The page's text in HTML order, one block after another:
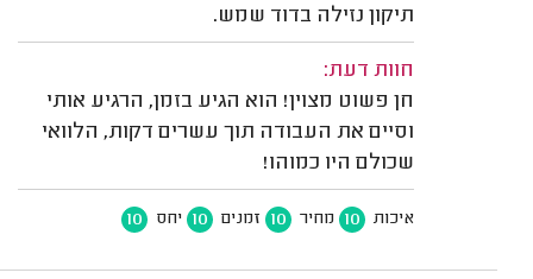
תיקון נזילה בדוד שמש.
חוות דעת:
חן פשוט מצוין! הוא הגיע בזמן, הרגיע אותי
וסיים את העבודה תוך עשרים דקות, הלוואי
שכולם היו כמוהו!
איכות 10 מחיר 10 זמנים 10 יחס 10